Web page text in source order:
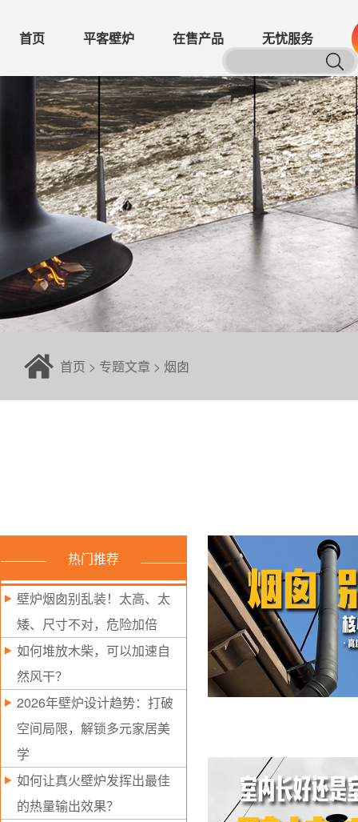
首页 平客壁炉 在售产品 无忧服务
首页 > 专题文章 > 烟囱
热门推荐
壁炉烟囱别乱装！太高、太
矮、尺寸不对，危险加倍
如何堆放木柴，可以加速自
然风干？
2026年壁炉设计趋势：打破
空间局限，解锁多元家居美
学
如何让真火壁炉发挥出最佳
的热量输出效果？